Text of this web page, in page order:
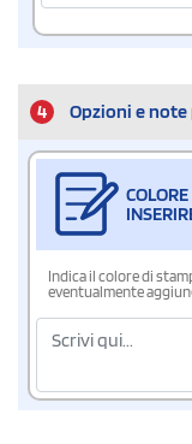
4 Opzioni e
Indica il colore di
eventualmente